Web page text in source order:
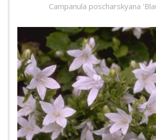
Campanula poscharskyana